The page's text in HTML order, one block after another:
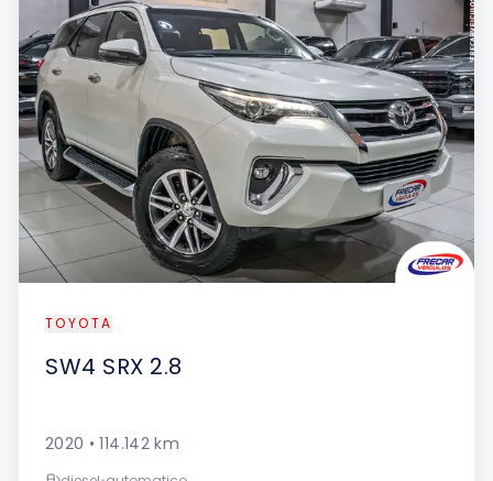
TOYOTA
SW4 SRX 2.8
2020 •114.142km